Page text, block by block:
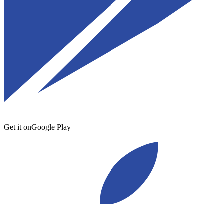
Get it onGoogle Play